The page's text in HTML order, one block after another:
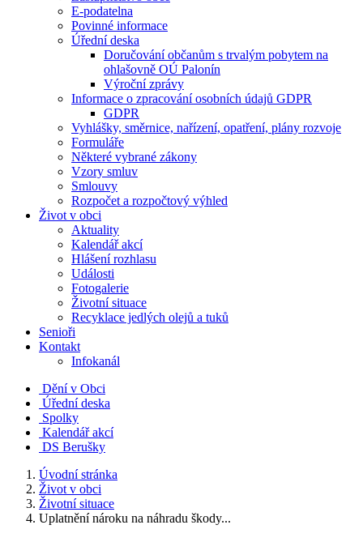
E-podatelna
Povinné informace
Úřední deska
Doručování občanům s trvalým pobytem na
ohlašovně OÚ Palonín
Výroční zprávy
Informace o zpracování osobních údajů GDPR
GDPR
Vyhlášky, směrnice, nařízení, opatření, plány rozvoje
Formuláře
Některé vybrané zákony
Vzory smluv
Smlouvy
Rozpočet a rozpočtový výhled
Život v obci
Aktuality
Kalendář akcí
Hlášení rozhlasu
Události
Fotogalerie
Životní situace
Recyklace jedlých olejů a tuků
Senioři
Kontakt
Infokanál
Dění v Obci
Úřední deska
Spolky
Kalendář akcí
DS Berušky
Úvodní stránka
Život v obci
Životní situace
Uplatnění nároku na náhradu škody...